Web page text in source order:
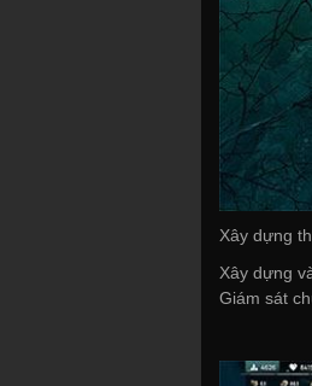
Xây dựng
Xây dựng
Giám sát